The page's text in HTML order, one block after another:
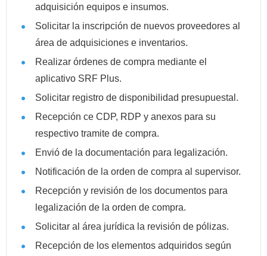
adquisición equipos e insumos.
Solicitar la inscripción de nuevos proveedores al
área de adquisiciones e inventarios.
Realizar órdenes de compra mediante el
aplicativo SRF Plus.
Solicitar registro de disponibilidad presupuestal.
Recepción ce CDP, RDP y anexos para su
respectivo tramite de compra.
Envió de la documentación para legalización.
Notificación de la orden de compra al supervisor.
Recepción y revisión de los documentos para
legalización de la orden de compra.
Solicitar al área jurídica la revisión de pólizas.
Recepción de los elementos adquiridos según